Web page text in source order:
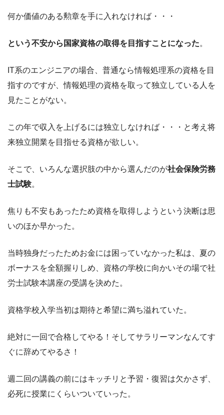
何か価値のある勲章を手に入れなければ・・・
という不安から国家資格の取得を目指すことになった。
IT系のエンジニアの場合、普通なら情報処理系の資格を目
指すのですが、情報処理の資格を取って独立している人を
見たことがない。
この年で収入を上げるには独立しなければ・・・と考え将
来独立開業を目指せる資格が欲しい。
そこで、いろんな選択肢の中から選んだのが社会保険労務
士試験。
焦りも不安もあったため資格を取得しようという決断は思
いのほか早かった。
当時独身だったためお金には困っていなかった私は、夏の
ボーナスを全額握りしめ、資格の学校に向かいその場で社
労士試験本講座の受講を決めた。
資格学校入学当初は期待と希望に満ち溢れていた。
絶対に一回で合格してやる！そしてサラリーマンなんてす
ぐに辞めてやるさ！
週二回の講義の前にはキッチリと予習・復習は欠かさず、
必死に授業にくらいついていった。